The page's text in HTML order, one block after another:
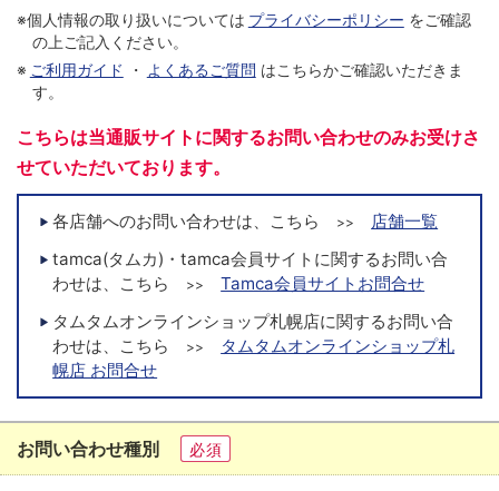
※個人情報の取り扱いについては プライバシーポリシー をご確認
の上ご記入ください。
※ ご利用ガイド ・ よくあるご質問 はこちらかご確認いただきま
す。
こちらは当通販サイトに関するお問い合わせのみお受けさ
せていただいております。
各店舗へのお問い合わせは、こちら >>
店舗一覧
tamca(タムカ)・tamca会員サイトに関するお問い合
わせは、こちら
>>
Tamca会員サイトお問合せ
タムタムオンラインショップ札幌店に関するお問い合
わせは、こちら
>>
タムタムオンラインショップ札
幌店 お問合せ
お問い合わせ種別 必須